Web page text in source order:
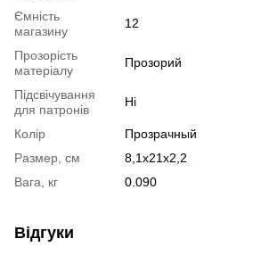
Ємність
магазину
12
Прозорість
матеріалу
Прозорий
Підсвічування
для патронів
Ні
Колір
Прозрачный
Размер, см
8,1x21x2,2
Вага, кг
0.090
Відгуки